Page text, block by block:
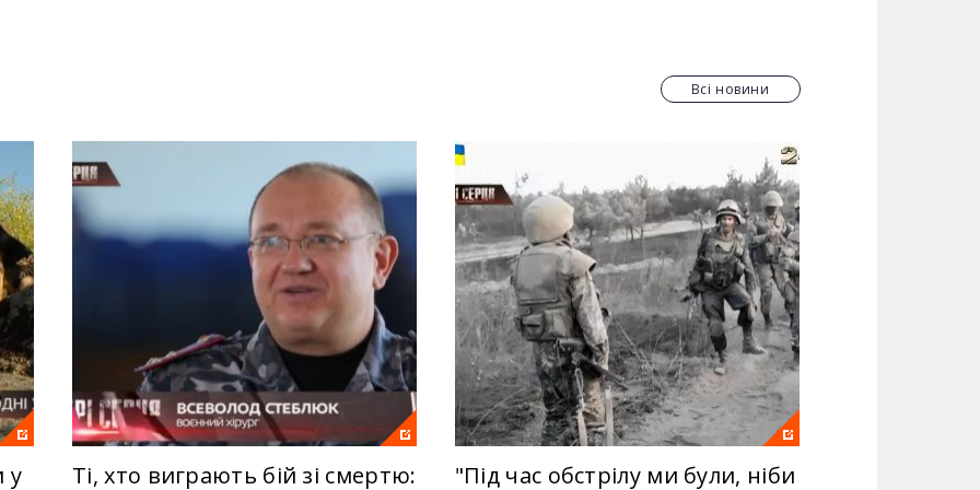
переверне ваші уявлення про ситуацію в Україні. Вмикайте "Хоробрі серця" і будьте
онлайн.
Всі новини
у
Ті, хто виграють бій зі смертю:
"Під час обстрілу ми були, ніби